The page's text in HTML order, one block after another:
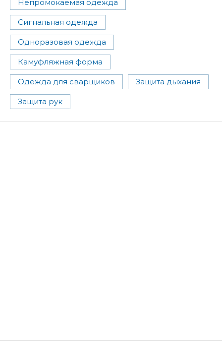
Непромокаемая одежда
Сигнальная одежда
Одноразовая одежда
Камуфляжная форма
Одежда для сварщиков Защита дыхания
Защита рук